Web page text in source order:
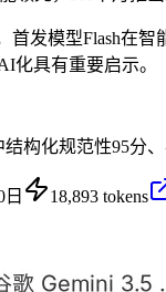
首发模型Flash在
化具有重要启示。
构化规范性95分
18,893 tokens